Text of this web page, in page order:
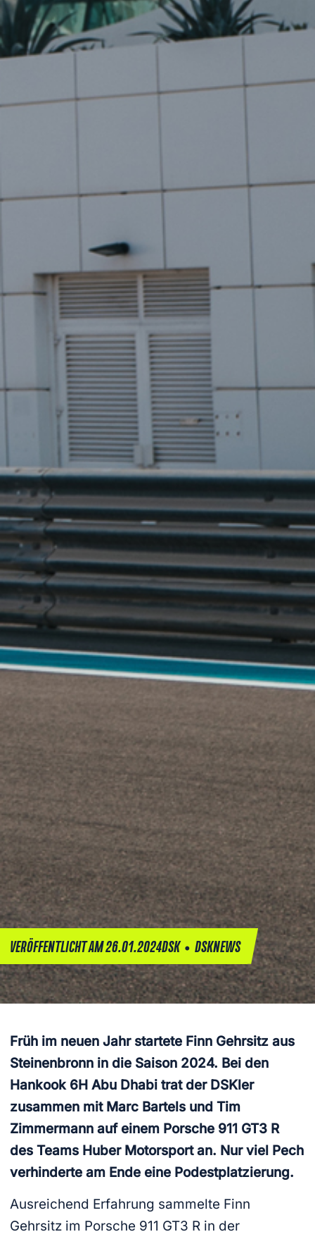
VERÖFFENTLICHT AM 26.01.2024DSK•DSKNEWS
Früh im neuen Jahr startete Finn Gehrsitz aus
Steinenbronn in die Saison 2024. Bei den
Hankook 6H Abu Dhabi trat der DSKler
zusammen mit Marc Bartels und Tim
Zimmermann auf einem Porsche 911 GT3 R
des Teams Huber Motorsport an. Nur viel Pech
verhinderte am Ende eine Podestplatzierung.
Ausreichend Erfahrung sammelte Finn
Gehrsitz im Porsche 911 GT3 R in der